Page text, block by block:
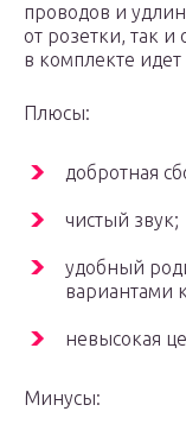
проводов и
от розетки, так и
в комплекте идет
Плюсы:
добротная
чистый звук;
удобный
вариантами
невысокая
Минусы: